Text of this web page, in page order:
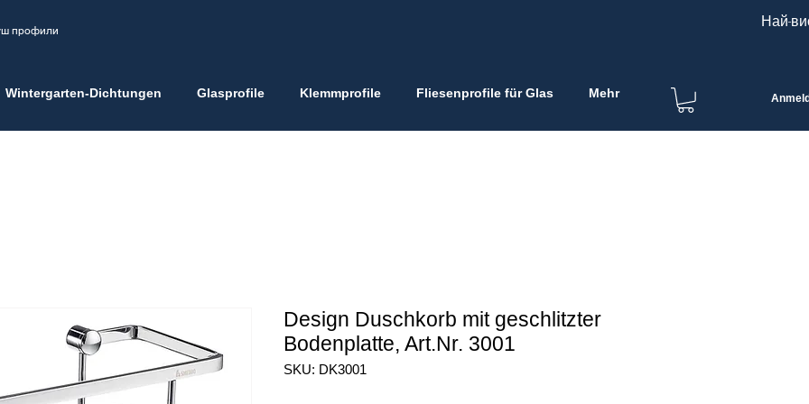
профили Най-
Wintergarten-Dichtungen Glasprofile Klemmprofile Fliesenprofile für Glas Mehr
Design Duschkorb mit geschlitzter
Bodenplatte, Art.Nr. 3001
SKU: DK3001